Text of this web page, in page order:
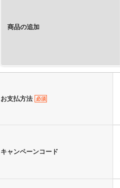
商品の追加
お支払方法 必須
キャンペーンコード